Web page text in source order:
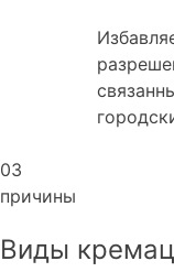
03
причины
Виды